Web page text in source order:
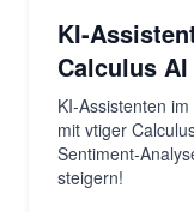
KI-
Calculus AI
KI-Assistenten
mit vtiger
Sentiment-
steigern!